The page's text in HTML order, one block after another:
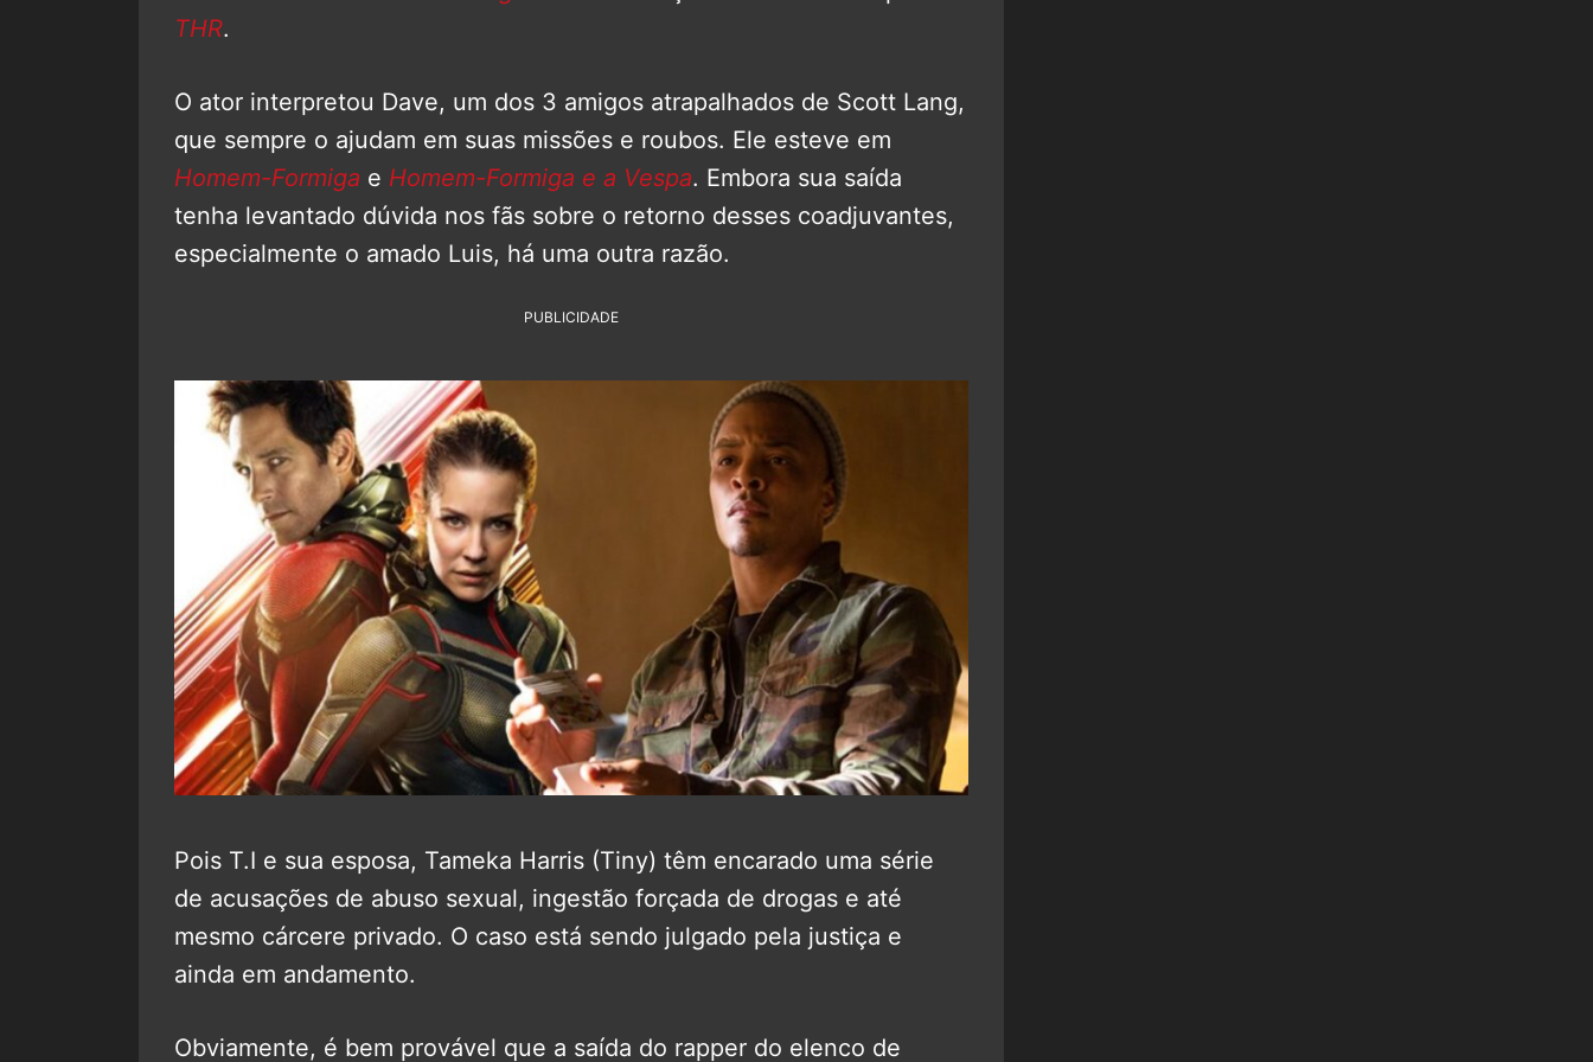
THR.
O ator interpretou Dave, um dos 3 amigos atrapalhados de Scott Lang,
que sempre o ajudam em suas missões e roubos. Ele esteve em
Homem-Formiga e Homem-Formiga e a Vespa. Embora sua saída
tenha levantado dúvida nos fãs sobre o retorno desses coadjuvantes,
especialmente o amado Luis, há uma outra razão.
PUBLICIDADE
Pois T.I e sua esposa, Tameka Harris (Tiny) têm encarado uma série
de acusações de abuso sexual, ingestão forçada de drogas e até
mesmo cárcere privado. O caso está sendo julgado pela justiça e
ainda em andamento.
Obviamente, é bem provável que a saída do rapper do elenco de